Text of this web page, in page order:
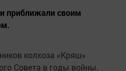
приближали своим
колхоза «Кряш»
Совета в годы войны.